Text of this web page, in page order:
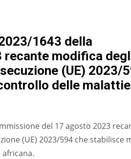
1643 della
recante modifica
(UE) 2023/
delle
del 17 agosto 2023
(UE) 2023/594 che stabilisce